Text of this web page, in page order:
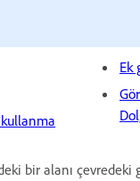
Ek
bir alanı